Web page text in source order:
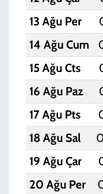
13 Ağu Per
14 Ağu Cum
15 Ağu Cts
16 Ağu Paz
17 Ağu Pts
18 Ağu Sal
19 Ağu Çar
20 Ağu Per